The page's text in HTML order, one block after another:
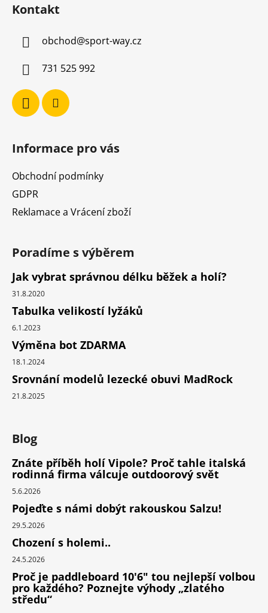
Kontakt
obchod@sport-way.cz
731 525 992
Informace pro vás
Obchodní podmínky
GDPR
Reklamace a Vrácení zboží
Poradíme s výběrem
Jak vybrat správnou délku běžek a holí?
31.8.2020
Tabulka velikostí lyžáků
6.1.2023
Výměna bot ZDARMA
18.1.2024
Srovnání modelů lezecké obuvi MadRock
21.8.2025
Blog
Znáte příběh holí Vipole? Proč tahle italská
rodinná firma válcuje outdoorový svět
5.6.2026
Pojeďte s námi dobýt rakouskou Salzu!
29.5.2026
Chození s holemi..
24.5.2026
Proč je paddleboard 10'6" tou nejlepší volbou
pro každého? Poznejte výhody „zlatého
středu“